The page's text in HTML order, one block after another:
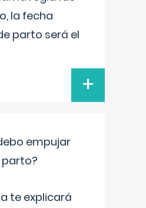
la fecha
parto será el
+
empujar
te explicará